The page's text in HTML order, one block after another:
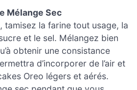
Mélange Sec
tamisez la farine tout usage, la
et le sel. Mélangez bien
obtenir une consistance
d’incorporer de l’air et
Oreo légers et aérés.